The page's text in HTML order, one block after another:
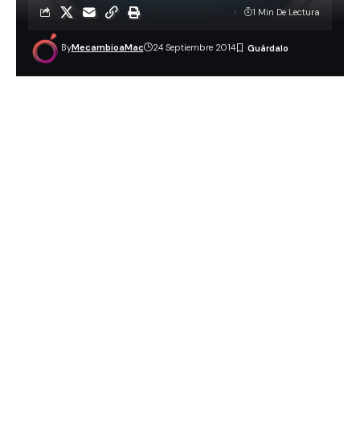
ByMecambioaMac 24 Septiembre 2014
1 Min De Lectura